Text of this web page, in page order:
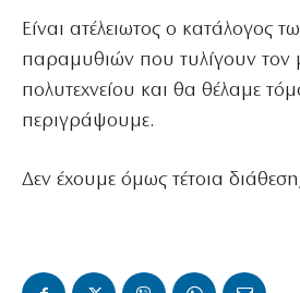
Είναι ατέλειωτος ο κατάλογος
παραμυθιών που τυλίγουν τον
πολυτεχνείου και θα θέλαμε
περιγράψουμε.
Δεν έχουμε όμως τέτοια